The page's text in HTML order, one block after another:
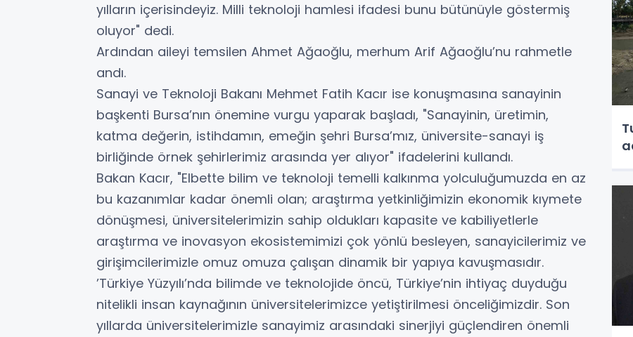
yılların içerisindeyiz. Milli teknoloji hamlesi ifadesi bunu bütünüyle göstermiş
oluyor" dedi.
Ardından aileyi temsilen Ahmet Ağaoğlu, merhum Arif Ağaoğlu’nu rahmetle
andı.
Sanayi ve Teknoloji Bakanı Mehmet Fatih Kacır ise konuşmasına sanayinin
başkenti Bursa’nın önemine vurgu yaparak başladı, "Sanayinin, üretimin,
katma değerin, istihdamın, emeğin şehri Bursa’mız, üniversite-sanayi iş
birliğinde örnek şehirlerimiz arasında yer alıyor" ifadelerini kullandı.
Bakan Kacır, "Elbette bilim ve teknoloji temelli kalkınma yolculuğumuzda en az
bu kazanımlar kadar önemli olan; araştırma yetkinliğimizin ekonomik kıymete
dönüşmesi, üniversitelerimizin sahip oldukları kapasite ve kabiliyetlerle
araştırma ve inovasyon ekosistemimizi çok yönlü besleyen, sanayicilerimiz ve
girişimcilerimizle omuz omuza çalışan dinamik bir yapıya kavuşmasıdır.
’Türkiye Yüzyılı’nda bilimde ve teknolojide öncü, Türkiye’nin ihtiyaç duyduğu
nitelikli insan kaynağının üniversitelerimizce yetiştirilmesi önceliğimizdir. Son
yıllarda üniversitelerimizle sanayimiz arasındaki sinerjiyi güçlendiren önemli